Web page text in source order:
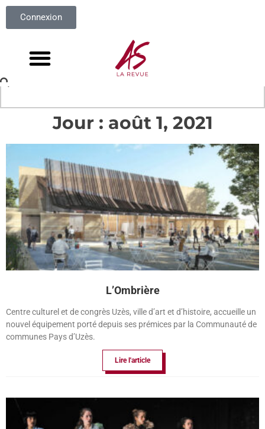
Connexion
Jour : août 1, 2021
L’Ombrière
Centre culturel et de congrès Uzès, ville d’art et d’histoire, accueille un
nouvel équipement porté depuis ses prémices par la Communauté de
communes Pays d’Uzès.
Lire l'article